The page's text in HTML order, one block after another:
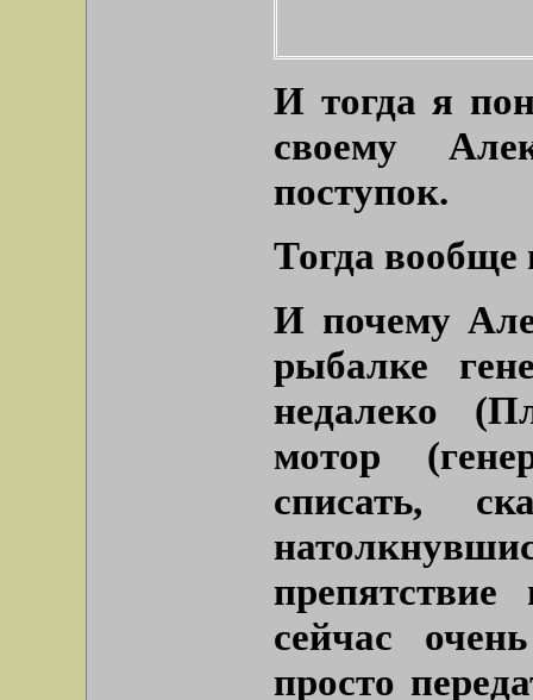
И тогда я
своему
поступок.
Тогда вообще
И почему
рыбалке
недалеко
мотор
списать,
сейчас
просто